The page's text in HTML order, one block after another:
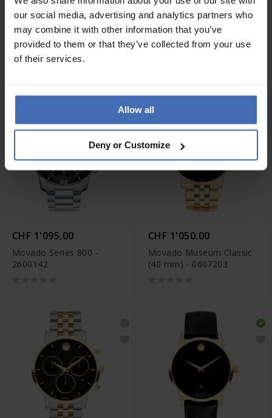
our social media, advertising and analytics partners who
may combine it with other information that you’ve
provided to them or that they’ve collected from your use
of their services.
Allow all
Deny or Customize
CHF 950.00
Movado Museum Classic
(40 mm) - 0607200
CHF 650.00
Movado Museum Classic
(40 mm) - 0607271
CHF 1'095.00
Movado Series 800 -
2600142
CHF 1'050.00
Movado Museum Classic
(40 mm) - 0607203